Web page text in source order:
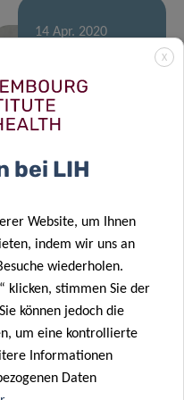
14 Apr. 2020
The experts
behind
Luxembourg’s
[Article series]
The experts
behind
Luxembourg’s
Covid-19 fight
X
bei LIH
Website, um Ihnen
indem wir uns an
wiederholen.
klicken, stimmen Sie der
können jedoch die
um eine kontrollierte
Informationen
Daten